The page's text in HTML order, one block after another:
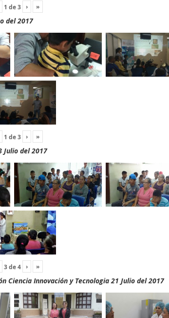
1 de3 › »
del 2017
1 de3 › »
Julio del 2017
3de4 › »
Ciencia Innovación y Tecnologia 21 Julio del 2017